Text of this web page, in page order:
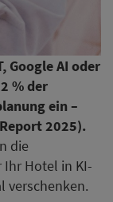
Google AI oder
% der
ein –
2025).
die
Ihr Hotel in KI-
verschenken.